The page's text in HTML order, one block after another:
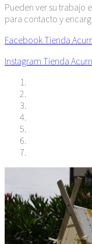
Pueden ver su trabajo
para contacto y
Facebook Tienda
Instagram Tienda